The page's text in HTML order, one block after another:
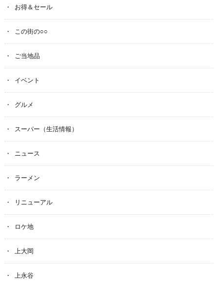
お得＆セール
この街の○○
ご当地品
イベント
グルメ
スーパー（生活情報）
ニュース
ラーメン
リニューアル
ロケ地
上大岡
上永谷